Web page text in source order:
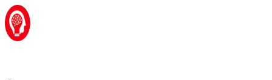
Перейти
к
содержимому